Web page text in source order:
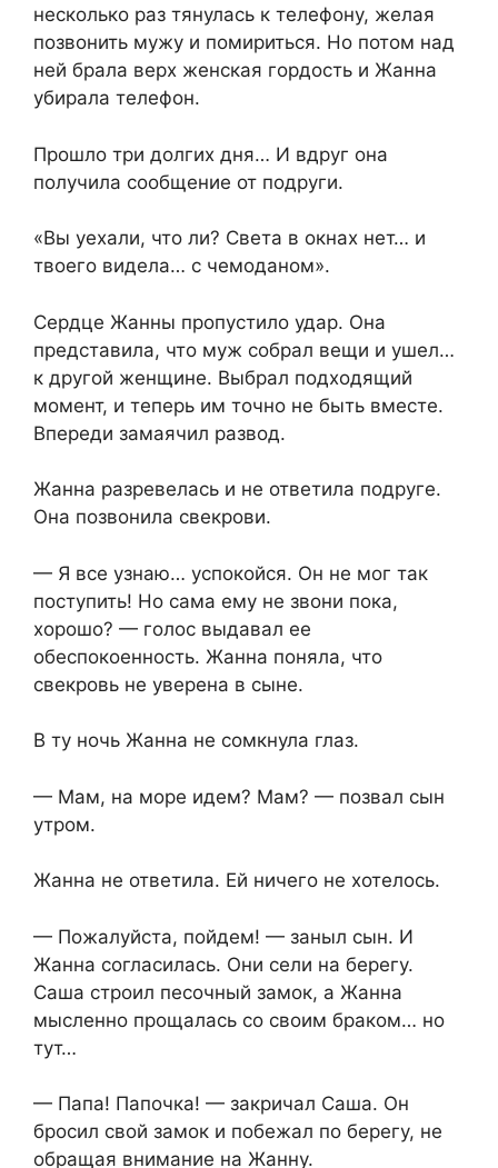
несколько раз тянулась к телефону, желая
позвонить мужу и помириться. Но потом над
ней брала верх женская гордость и Жанна
убирала телефон.
Прошло три долгих дня… И вдруг она
получила сообщение от подруги.
«Вы уехали, что ли? Света в окнах нет… и
твоего видела… с чемоданом».
Сердце Жанны пропустило удар. Она
представила, что муж собрал вещи и ушел…
к другой женщине. Выбрал подходящий
момент, и теперь им точно не быть вместе.
Впереди замаячил развод.
Жанна разревелась и не ответила подруге.
Она позвонила свекрови.
— Я все узнаю… успокойся. Он не мог так
поступить! Но сама ему не звони пока,
хорошо? — голос выдавал ее
обеспокоенность. Жанна поняла, что
свекровь не уверена в сыне.
В ту ночь Жанна не сомкнула глаз.
— Мам, на море идем? Мам? — позвал сын
утром.
Жанна не ответила. Ей ничего не хотелось.
— Пожалуйста, пойдем! — заныл сын. И
Жанна согласилась. Они сели на берегу.
Саша строил песочный замок, а Жанна
мысленно прощалась со своим браком… но
тут…
— Папа! Папочка! — закричал Саша. Он
бросил свой замок и побежал по берегу, не
обращая внимание на Жанну.